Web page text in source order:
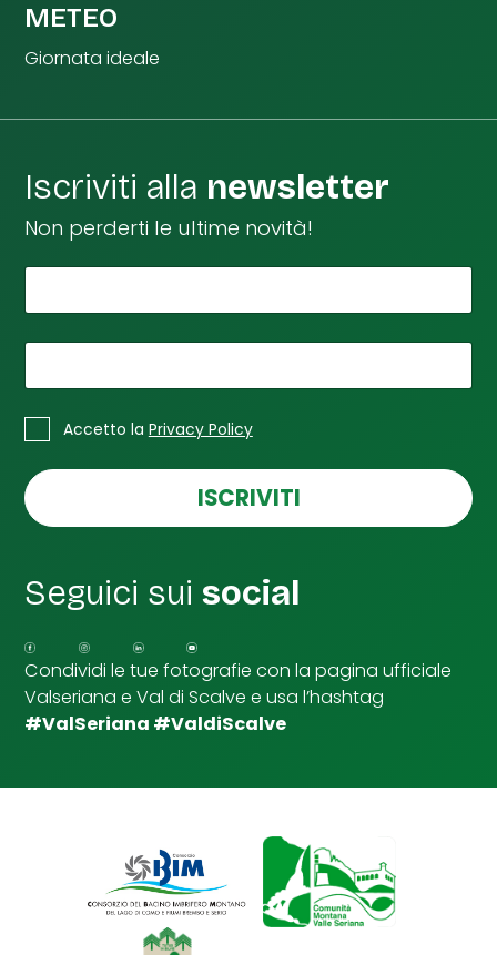
METEO
Giornata ideale
Iscriviti alla newsletter
Non perderti le ultime novità!
*
C
s
e
C
a
e
l
i
p
u
n
t
a
* Accetto la Privacy Policy
ISCRIVITI
Seguici suisocial
Condividi le tue fotografie con la pagina ufficiale
Valseriana e Val di Scalve e usa l’hashtag
#ValSeriana #ValdiScalve